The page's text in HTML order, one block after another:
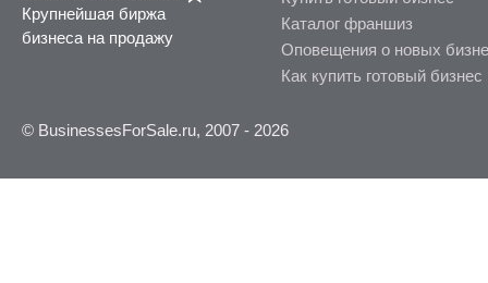
Крупнейшая биржа
бизнеса на продажу
Каталог франшиз
Оповещения о новых
Как купить готовый бизнес
© BusinessesForSale.ru, 2007 - 2026